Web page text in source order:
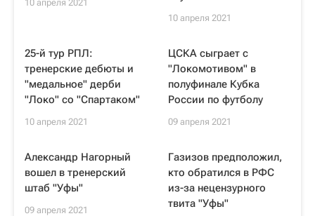
10 апреля 2021
10 апреля 2021
25-й тур РПЛ:
тренерские дебюты и
"медальное" дерби
"Локо" со "Спартаком"
10 апреля 2021
ЦСКА сыграет с
"Локомотивом" в
полуфинале Кубка
России по футболу
09 апреля 2021
Александр Нагорный
вошел в тренерский
штаб "Уфы"
09 апреля 2021
Газизов предположил,
кто обратился в РФС
из-за нецензурного
твита "Уфы"